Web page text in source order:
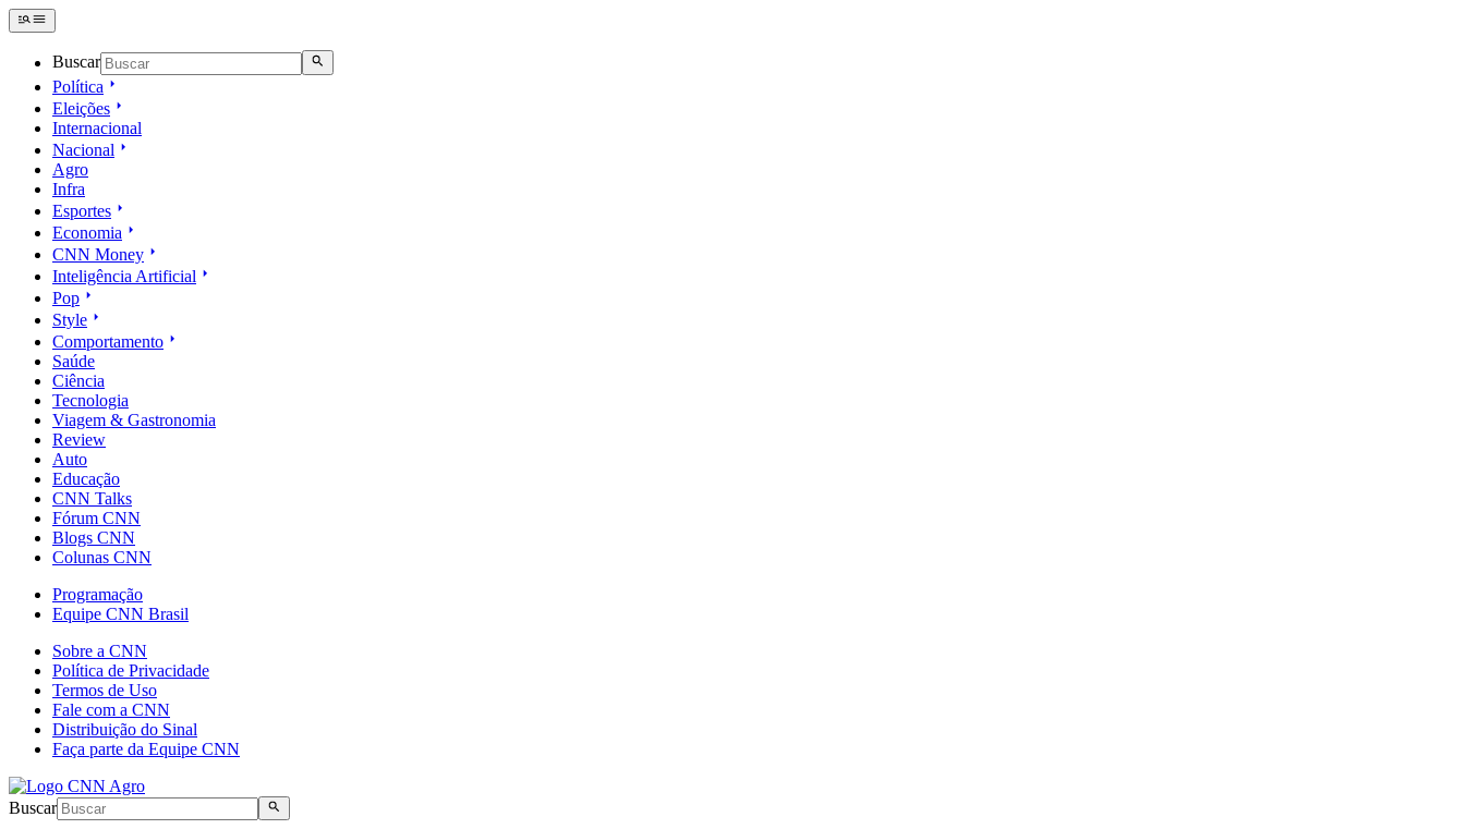
Buscar
Política
Eleições
Internacional
Nacional
Agro
Infra
Esportes
Economia
CNN Money
Inteligência Artificial
Pop
Style
Comportamento
Saúde
Ciência
Tecnologia
Viagem & Gastronomia
Review
Auto
Educação
CNN Talks
Fórum CNN
Blogs CNN
Colunas CNN
Programação
Equipe CNN Brasil
Sobre a CNN
Política de Privacidade
Termos de Uso
Fale com a CNN
Distribuição do Sinal
Faça parte da Equipe CNN
Buscar